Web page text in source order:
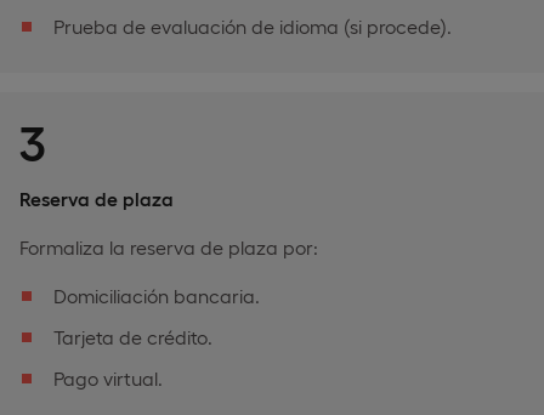
Prueba de evaluación de idioma (si procede).
3
Reserva de plaza
Formaliza la reserva de plaza por:
Domiciliación bancaria.
Tarjeta de crédito.
Pago virtual.